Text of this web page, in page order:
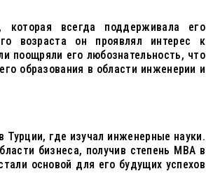
всегда поддерживала его
возраста он проявлял интерес к
поощряли его любознательность, что
образования в области инженерии и
Турции, где изучал инженерные науки.
бизнеса, получив степень MBA в
основой для его будущих успехов